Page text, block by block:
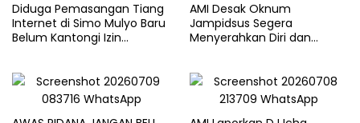
Diduga Pemasangan Tiang
Internet di Simo Mulyo Baru
Belum Kantongi Izin
AMI Desak Oknum
Jampidsus Segera
Menyerahkan Diri dan